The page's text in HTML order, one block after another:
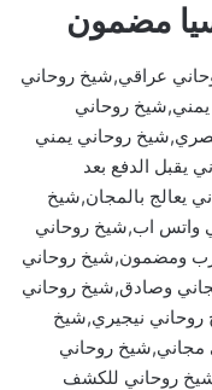
مضمون
عراقي,شيخ روحاني
روحاني
روحاني يمني
يقبل الدفع بعد
يعالج بالمجان,شيخ
واتس اب,شيخ روحاني
ومضمون,شيخ روحاني
وصادق,شيخ روحاني
نيجيري,شيخ
روحاني
روحاني للكشف